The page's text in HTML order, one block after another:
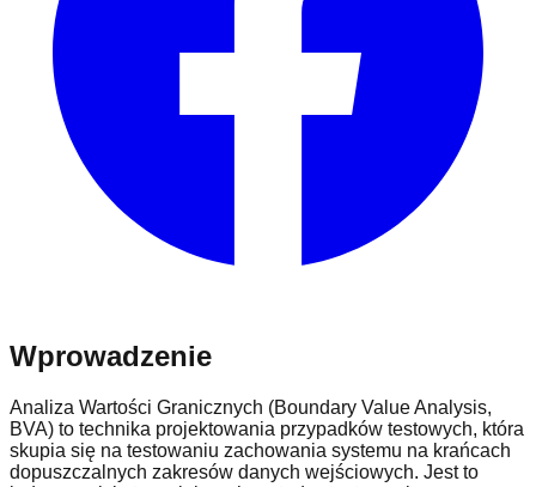
Wprowadzenie
Analiza Wartości Granicznych (Boundary Value Analysis,
BVA) to technika projektowania przypadków testowych, która
skupia się na testowaniu zachowania systemu na krańcach
dopuszczalnych zakresów danych wejściowych. Jest to